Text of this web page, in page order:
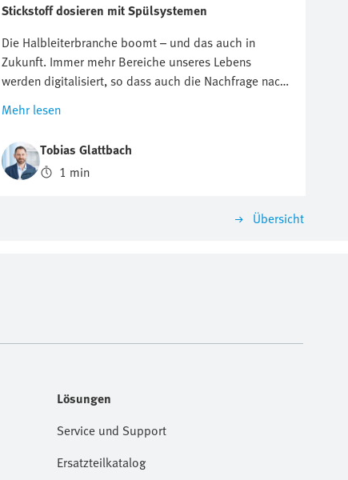
Stickstoff dosieren mit Spülsystemen
Die Halbleiterbranche boomt – und das auch in
Zukunft. Immer mehr Bereiche unseres Lebens
werden digitalisiert, so dass auch die Nachfrage nach
Halbleitern wie Chips oder Chiplets permanent steigt.
Parallel dazu wächst der Preisdruck auf die
Produzenten. Im Video zeigen wir Ihnen, wie viel
Stickstoff Sie sparen können und welchen positiven
Einfluss Sie damit auf die Umwelt haben.
Mehr lesen
Tobias Glattbach
1 min
Übersicht
Lösungen
Service und Support
Ersatzteilkatalog